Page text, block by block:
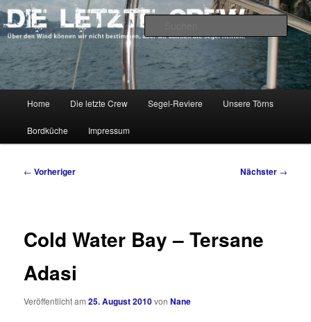
Zum
primären
Inhalt
springenDIE LETZTE CREW
Über den Wind können wir nicht bestimmen, aber wir können die Segel
richten.
Home Die letzte Crew Segel-Reviere Unsere Törns
Bordküche Impressum
Beitragsnavigation
← Vorheriger Nächster →
Cold Water Bay – Tersane
Adasi
Veröffentlicht am25. August 2010vonNane